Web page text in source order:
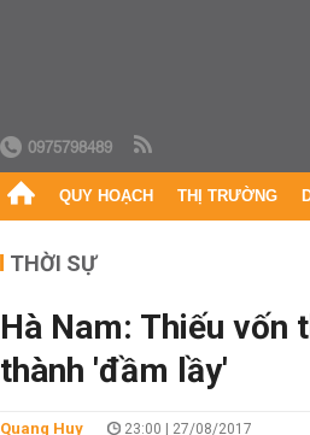
0975798489
QUY HOẠCH THỊ TRƯỜNG
THỜI SỰ
Hà Nam: Thiếu vốn
thành 'đầm lầy'
Quang Huy 23:00 | 27/08/2017